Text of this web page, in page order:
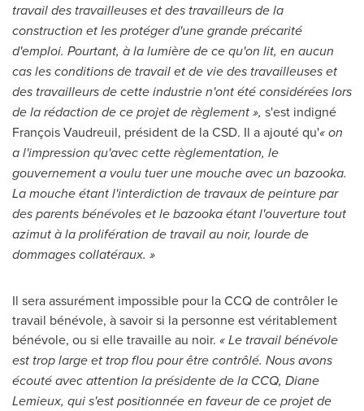
travail des travailleuses et des travailleurs de la
construction et les protéger d'une grande précarité
d'emploi. Pourtant, à la lumière de ce qu'on lit, en aucun
cas les conditions de travail et de vie des travailleuses et
des travailleurs de cette industrie n'ont été considérées lors
de la rédaction de ce projet de règlement », s'est indigné
FrançoisVaudreuil, président de la CSD. Il a ajouté qu'« on
a l'impression qu'avec cette règlementation, le
gouvernement a voulu tuer une mouche avec un bazooka.
La mouche étant l'interdiction de travaux de peinture par
des parents bénévoles et le bazooka étant l'ouverture tout
azimut à la prolifération de travail au noir, lourde de
dommages collatéraux. »
Il sera assurément impossible pour la CCQ de contrôler le
travail bénévole, à savoir si la personne est véritablement
bénévole, ou si elle travaille au noir. « Le travail bénévole
est trop large et trop flou pour être contrôlé. Nous avons
écouté avec attention la présidente de la CCQ, Diane
Lemieux, qui s'est positionnée en faveur de ce projet de